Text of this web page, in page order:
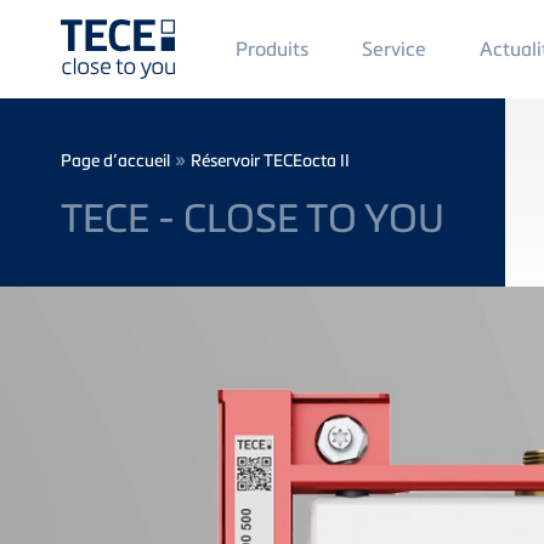
Main
Menü
1
Produits Service
Breadcrumb
Page d’accueil » Réservoir TECEocta II
TECE - CLOSE TO YOU